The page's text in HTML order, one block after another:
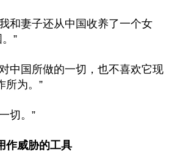
和妻子还从中国收养了一个女
”
中国所做的一切，也不喜欢它现
所为。”
切。”
作威胁的工具